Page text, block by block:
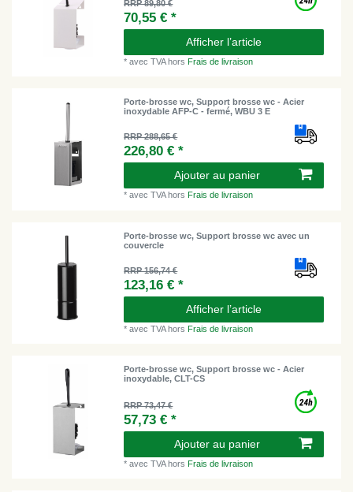
RRP 89,80 €
70,55 € *
Afficher l’article
*avec TVAhorsFrais de livraison
Porte-brosse wc, Support brosse wc - Acier
inoxydable AFP-C - fermé, WBU 3 E
RRP 288,65 €
226,80 € *
Ajouter au panier
*avec TVAhors Frais de livraison
Porte-brosse wc, Support brosse wc avec un
couvercle
RRP 156,74 €
123,16 € *
Afficher l’article
*avec TVAhorsFrais de livraison
Porte-brosse wc, Support brosse wc - Acier
inoxydable, CLT-CS
RRP 73,47 €
57,73 € *
Ajouter au panier
*avec TVAhorsFrais de livraison